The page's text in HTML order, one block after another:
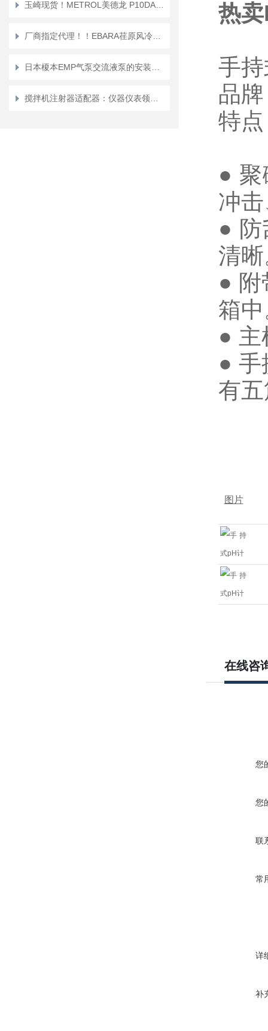
热
手
品
特
●
冲
● 防
清
● 附
箱
● 主
● 手
有
图片
在线咨
您
您
联
常
详
补